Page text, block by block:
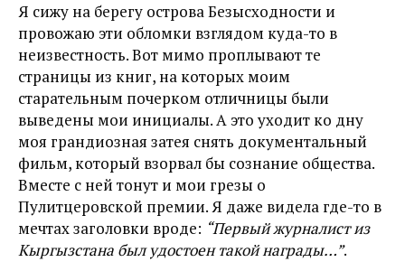
Я сижу на берегу острова Безысходности и
провожаю эти обломки взглядом куда-то в
неизвестность. Вот мимо проплывают те
страницы из книг, на которых моим
старательным почерком отличницы были
выведены мои инициалы. А это уходит ко дну
моя грандиозная затея снять документальный
фильм, который взорвал бы сознание общества.
Вместе с ней тонут и мои грезы о
Пулитцеровской премии. Я даже видела где-то в
мечтах заголовки вроде: “Первый журналист из
Кыргызстана был удостоен такой награды…”.